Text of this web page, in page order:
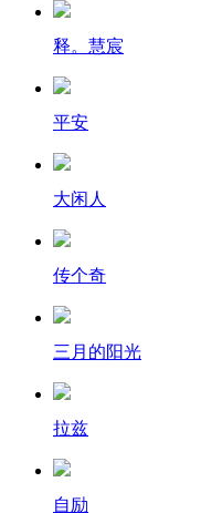
释。慧宸
平安
大闲人
传个奇
三月的阳光
拉兹
自励